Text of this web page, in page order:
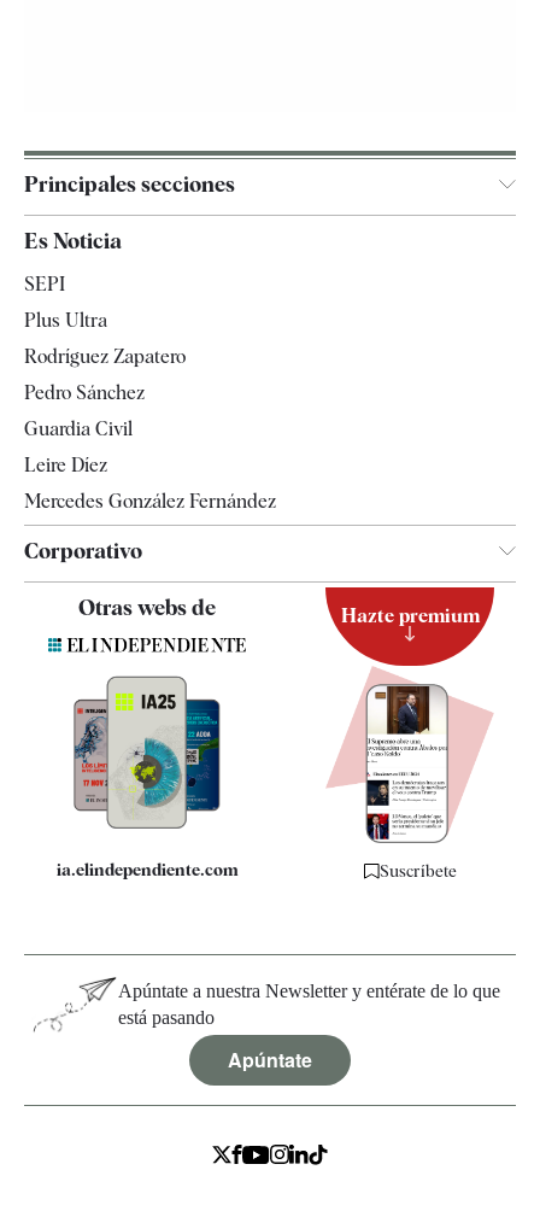
Principales secciones
España
Televisión
Es Noticia
SEPI
Plus Ultra
Rodríguez Zapatero
Pedro Sánchez
Guardia Civil
Leire Díez
Mercedes González Fernández
Corporativo
Contacto
Quiénes somos
Especificaciones
Otras webs de
ia.elindependiente.com
Hazte premium
Suscríbete
Apúntate a nuestra Newsletter y entérate de lo que
está pasando
Apúntate